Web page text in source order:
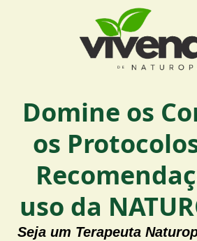
Domine os
os
uso da
Seja um Terapeuta